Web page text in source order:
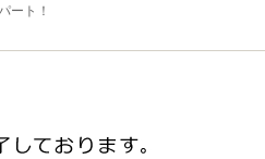
ート！